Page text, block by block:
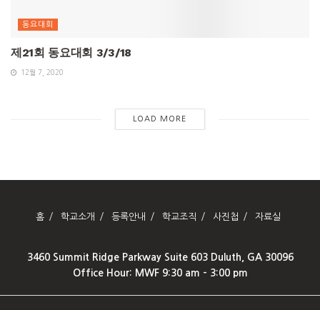
동요대회
제21회 동요대회 3/3/18
12월 7, 2020
LOAD MORE
홈 학교소개 등록안내 학교조직 사진첩 자료실
3460 Summit Ridge Parkway Suite 603 Duluth, GA 30096
Office Hour: MWF 9:30 am – 3:00 pm